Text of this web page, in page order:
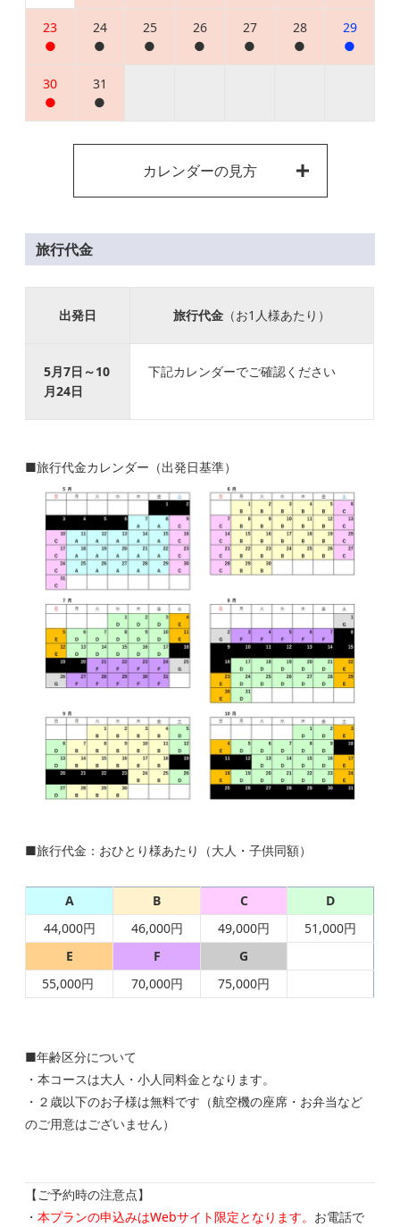
23
●
24
●
25
●
26
●
27
●
28
●
29
●
30
●
31
●
カレンダーの見方
旅行代金
出発日 旅行代金 （お1人様あたり）
5月7日～10
月24日
下記カレンダーでご確認ください
■旅行代金カレンダー（出発日基準）
■旅行代金：おひとり様あたり（大人・子供同額）
A B C
D
44,000円
46,000円 49,000円
51,000円
E
F
G
55,000円
70,000円 75,000円
■年齢区分について
・本コースは大人・小人同料金となります。
・ ２歳以下のお子様は無料です（航空機の座席・お弁当など
のご用意はございません）
【ご予約時の注意点】
・本プランの申込みはWebサイト限定となります。 お電話で